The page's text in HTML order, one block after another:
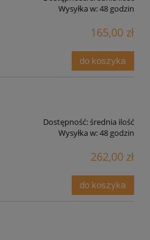
Wysyłka w:48 godzin
165,00 zł
do koszyka
Dostępność:średnia ilość
Wysyłka w:48 godzin
262,00 zł
do koszyka